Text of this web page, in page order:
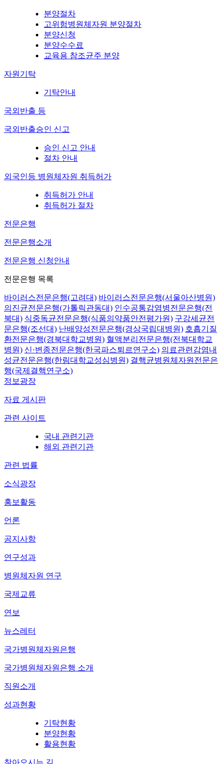
분양절차
고위험병원체자원 분양절차
분양신청
분양수수료
교육용 참조균주 분양
자원기탁
기탁안내
국외반출 등
국외반출승인 신고
승인 신고 안내
절차 안내
외국인등 병원체자원 취득허가
취득허가 안내
취득허가 절차
전문은행
전문은행소개
전문은행 신청안내
전문은행 목록
바이러스전문은행(고려대) 바이러스전문은행(서울아산병원)
의진균전문은행(가톨릭관동대) 인수공통감염병전문은행(전
북대) 식중독균전문은행(식품의약품안전평가원) 구강세균전
문은행(조선대) 난배양성전문은행(경상국립대병원) 호흡기질
환전문은행(경북대학교병원) 혈액분리전문은행(전북대학교
병원) 신·변종전문은행(한국파스퇴르연구소) 의료관련감염내
성균전문은행(한림대학교성심병원) 결핵균병원체자원전문은
행(국제결핵연구소)
정보광장
자료 게시판
관련 사이트
국내 관련기관
해외 관련기관
관련 법률
소식광장
홍보활동
언론
공지사항
연구성과
병원체자원 연구
국제교류
연보
뉴스레터
국가병원체자원은행
국가병원체자원은행 소개
직원소개
성과현황
기탁현황
분양현황
활용현황
찾아오시는 길